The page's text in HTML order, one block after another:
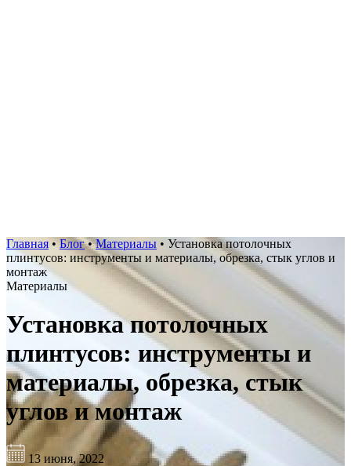
Главная •Блог•Материалы • Установка потолочных
плинтусов: инструменты и материалы, обрезка, стык углов и
монтаж
Материалы
Установка потолочных
плинтусов: инструменты и
материалы, обрезка, стык
углов и монтаж
13 июня, 2022